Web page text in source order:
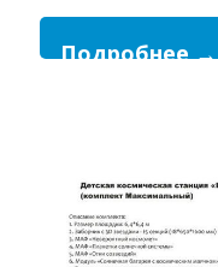
Подробнее →